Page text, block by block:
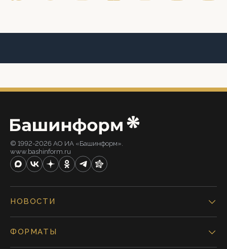
© 1992-2026 АО ИА «Башинформ».
www.bashinform.ru
НОВОСТИ
ФОРМАТЫ